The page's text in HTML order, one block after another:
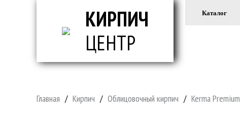
КИРПИЧ
ЦЕНТР
Каталог
Главная / Кирпич / Облицовочный кирпич / Kerma Premium